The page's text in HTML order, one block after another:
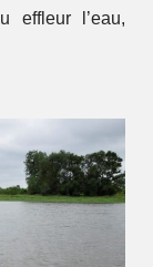
effleur l’eau,